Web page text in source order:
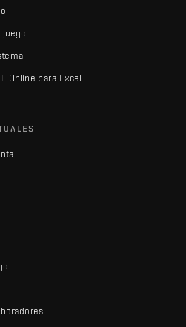
Online para Excel